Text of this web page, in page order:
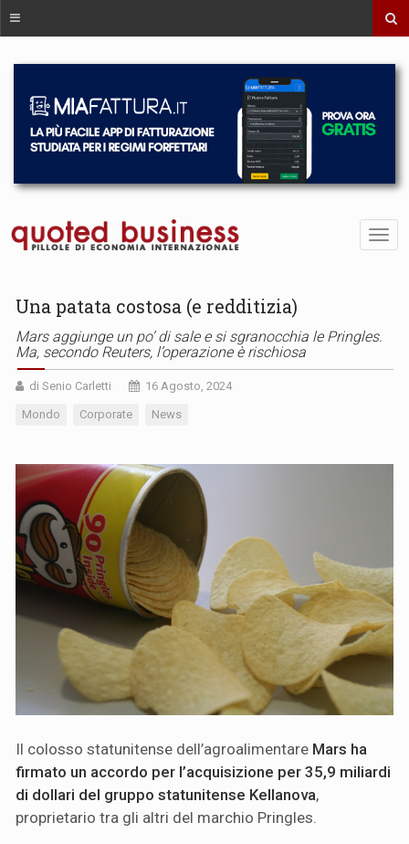
Una patata costosa (e redditizia)
Mars aggiunge un po’ di sale e si sgranocchia le Pringles.
Ma, secondo Reuters, l’operazione è rischiosa
di Senio Carletti 16 Agosto, 2024
Mondo Corporate News
Il colosso statunitense dell’agroalimentare Mars ha
firmato un accordo per l’acquisizione per 35,9 miliardi
di dollari del gruppo statunitense Kellanova,
proprietario tra gli altri del marchio Pringles.